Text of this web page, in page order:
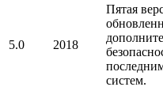
5.0 2018
Пятая
систем.